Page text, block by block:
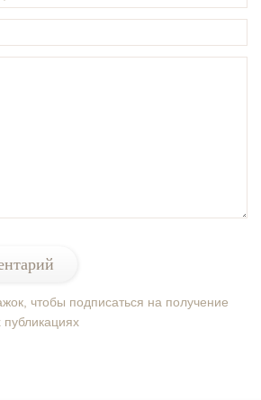
чтобы подписаться на получение